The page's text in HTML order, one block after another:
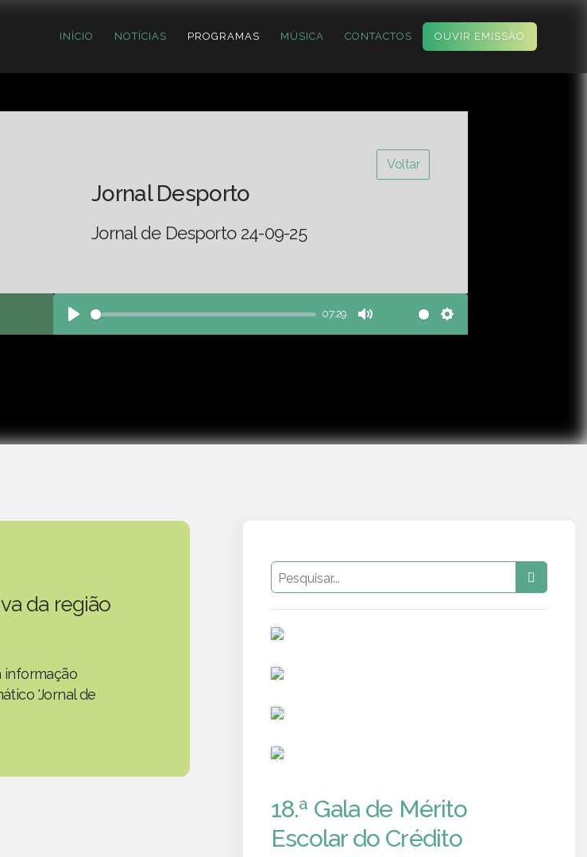
INÍCIO NOTÍCIAS PROGRAMAS MÚSICA CONTACTOS OUVIR EMISSÃO
Voltar
Jornal Desporto
Jornal de Desporto 24-09-25
Play
07:29
Mute Settings
da região
informação
'Jornal de
18.ª Gala de Mérito
Escolar do Crédito